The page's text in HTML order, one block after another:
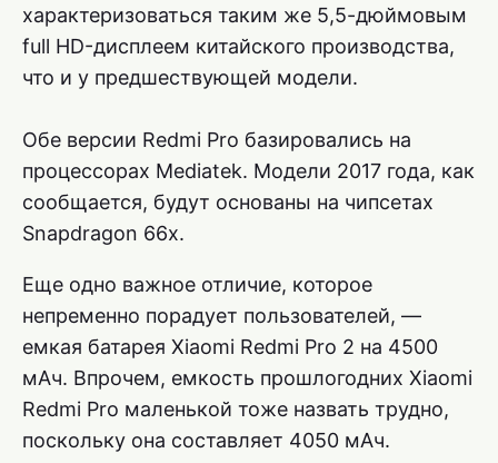
характеризоваться таким же 5,5-дюймовым
full HD-дисплеем китайского производства,
что и у предшествующей модели.
Обе версии Redmi Pro базировались на
процессорах Mediatek. Модели 2017 года, как
сообщается, будут основаны на чипсетах
Snapdragon 66x.
Еще одно важное отличие, которое
непременно порадует пользователей, —
емкая батарея Xiaomi Redmi Pro 2 на 4500
мАч. Впрочем, емкость прошлогодних Xiaomi
Redmi Pro маленькой тоже назвать трудно,
поскольку она составляет 4050 мАч.